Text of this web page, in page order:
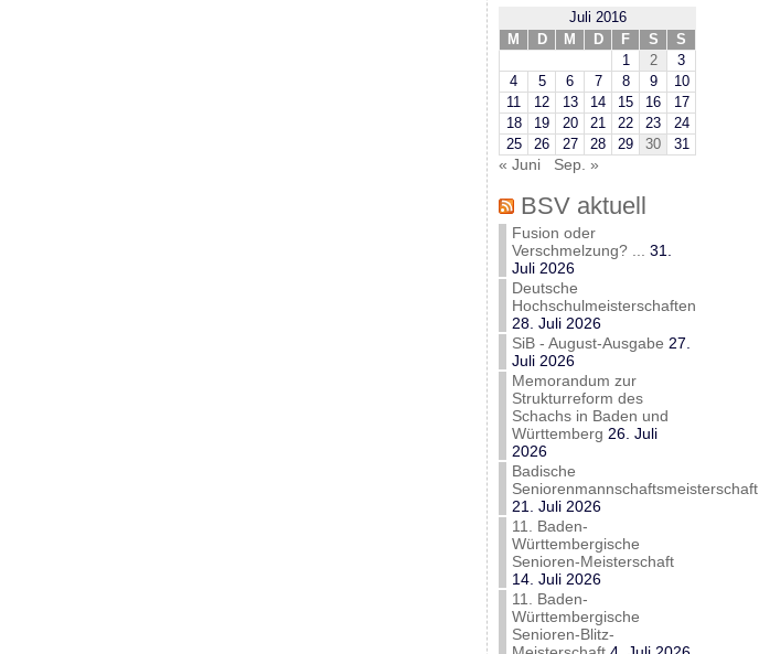
Juli 2016
M
D M D F S
S
1
2
3
4
5 6 7 8 9
10
11
12 13 14 15 16
17
18
19 20 21 22 23
24
25
26 27 28 29 30 31
« Juni Sep. »
BSV aktuell
Fusion oder
Verschmelzung? ...
31.
Juli 2026
Deutsche
Hochschulmeisterschaften
28. Juli 2026
SiB - August-Ausgabe 27.
Juli 2026
Memorandum zur
Strukturreform des
Schachs in Baden und
Württemberg 26. Juli
2026
Badische
Seniorenmannschaftsmeisterschaft
21. Juli 2026
11. Baden-
Württembergische
Senioren-Meisterschaft
14. Juli 2026
11. Baden-
Württembergische
Senioren-Blitz-